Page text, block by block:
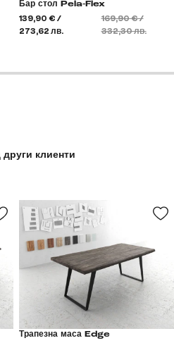
клиенти
Трапезна маса Edge
Бар стол Pela-Flex
139,90 € /
273,62 лв.
169,90 € /
332,30 лв.